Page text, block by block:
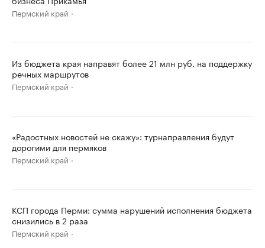
Пермский край
Из бюджета края направят более 21 млн руб. на поддержку
речных маршрутов
Пермский край
«Радостных новостей не скажу»: турнаправления будут
дорогими для пермяков
Пермский край
КСП города Перми: сумма нарушений исполнения бюджета
снизились в 2 раза
Пермский край